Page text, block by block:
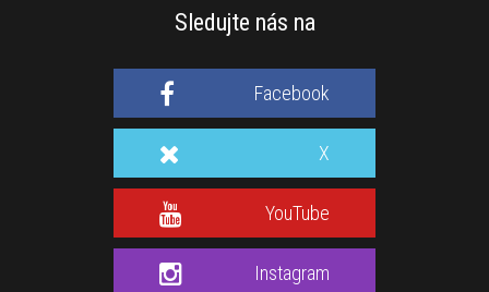
Sledujte nás na
Facebook
X
YouTube
Instagram